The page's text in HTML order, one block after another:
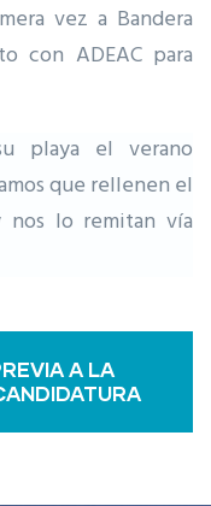
vez a Bandera
con ADEAC para
playa el verano
que rellenen el
nos lo remitan vía
A LA